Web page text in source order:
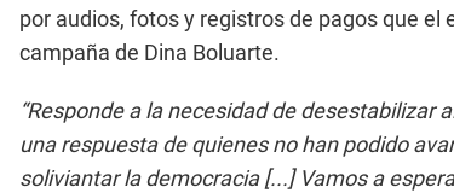
por audios, fotos y registros de pagos que el
campaña de Dina Boluarte.
“Responde a la necesidad de desestabilizar
una respuesta de quienes no han podido
soliviantar la democracia [...] Vamos a